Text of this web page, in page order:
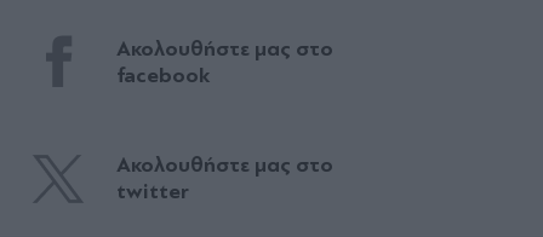
Ακολουθήστε μας στο
facebook
Ακολουθήστε μας στο
twitter